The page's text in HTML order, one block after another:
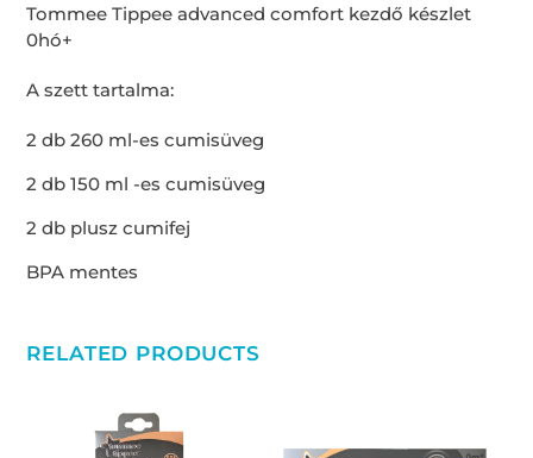
Tommee Tippee advanced comfort kezdő készlet
0hó+
A szett tartalma:
2 db 260 ml-es cumisüveg
2 db 150 ml -es cumisüveg
2 db plusz cumifej
BPA mentes
RELATED PRODUCTS